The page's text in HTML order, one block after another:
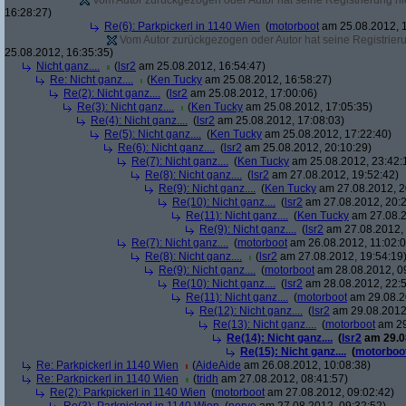
16:28:27)
Re(6): Parkpickerl in 1140 Wien (motorboot am 25.08.2012,
Vom Autor zurückgezogen oder Autor hat seine
25.08.2012, 16:35:35)
Nicht ganz....
( lsr2 am 25.08.2012, 16:54:47)
Re: Nicht ganz....
(Ken Tucky am 25.08.2012, 16:58:27)
Re(2): Nicht ganz.... ( lsr2 am 25.08.2012, 17:00:06)
Re(3): Nicht ganz....
(Ken Tucky am 25.08.2012, 17:05:35)
Re(4): Nicht ganz.... ( lsr2 am 25.08.2012, 17:08:03)
Re(5): Nicht ganz.... (Ken Tucky am 25.08.2012, 17:22:40)
Re(6): Nicht ganz.... ( lsr2 am 25.08.2012, 20:10:29)
Re(7): Nicht ganz.... (Ken Tucky am 25.08.2012,
Re(8): Nicht ganz.... ( lsr2 am 27.08.2012, 19:52:42)
Re(9): Nicht ganz.... (Ken Tucky am 27.08.2012,
Re(10): Nicht ganz.... ( lsr2 am 27.08.2012,
Re(11): Nicht ganz.... (Ken Tucky am
Re(9): Nicht ganz.... ( lsr2 am
Re(7): Nicht ganz.... (motorboot am 26.08.2012,
Re(8): Nicht ganz....
( lsr2 am 27.08.2012, 19:54:19)
Re(9): Nicht ganz.... (motorboot am 28.08.2012,
Re(10): Nicht ganz.... ( lsr2 am 28.08.2012,
Re(11): Nicht ganz.... (motorboot am
Re(12): Nicht ganz.... ( lsr2 am
Re(13): Nicht ganz.... (motorboot am
Re(14): Nicht ganz.... ( lsr2 am
Re(15): Nicht ganz.... (
Re: Parkpickerl in 1140 Wien
(AideAide am 26.08.2012, 10:08:38)
Re: Parkpickerl in 1140 Wien
(tridh am 27.08.2012, 08:41:57)
Re(2): Parkpickerl in 1140 Wien (motorboot am 27.08.2012, 09:02:42)